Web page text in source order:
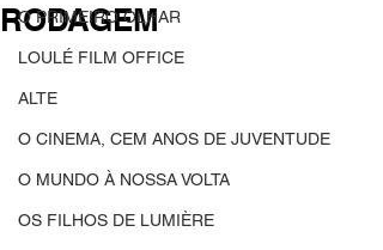
O PRIMEIRO OLHAR
LOULÉ FILM OFFICE
ALTE
O CINEMA, CEM ANOS DE JUVENTUDE
O MUNDO À NOSSA VOLTA
OS FILHOS DE LUMIÈRE
RODAGEM